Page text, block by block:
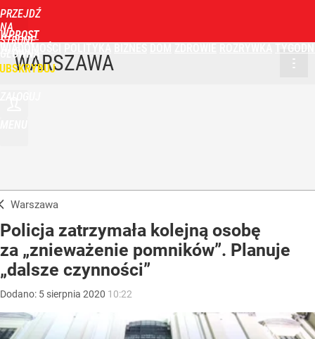
PRZEJDŹ
NA
STRONĘ
GŁÓWNĄ
WPROST
WARSZAWA
Warszawa
Policja zatrzymała kolejną osobę
za „znieważenie pomników”. Planuje
„dalsze czynności”
Dodano: 5 sierpnia 2020 10:22